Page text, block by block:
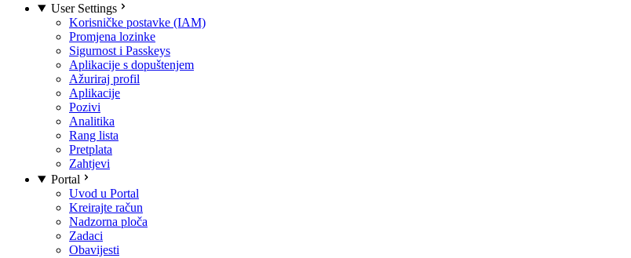
User Settings
Korisničke postavke (IAM)
Promjena lozinke
Sigurnost i Passkeys
Aplikacije s dopuštenjem
Ažuriraj profil
Aplikacije
Pozivi
Analitika
Rang lista
Pretplata
Zahtjevi
Portal
Uvod u Portal
Kreirajte račun
Nadzorna ploča
Zadaci
Obavijesti